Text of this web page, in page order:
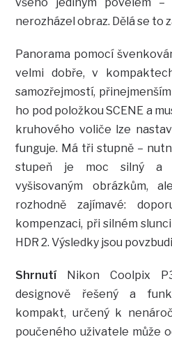
nerozházel obraz. Dělá se to
Panorama pomocí
velmi dobře, v
samozřejmostí,
ho pod položkou SCENE a
kruhového voliče lze
funguje. Má tři stupně –
stupeň je moc silný a
vyšisovaným obrázkům,
rozhodně zajímavé:
kompenzaci, při silném
HDR 2. Výsledky jsou
ShrnutíNikon Coolpix
designově řešený a
kompakt, určený k
poučeného uživatele může